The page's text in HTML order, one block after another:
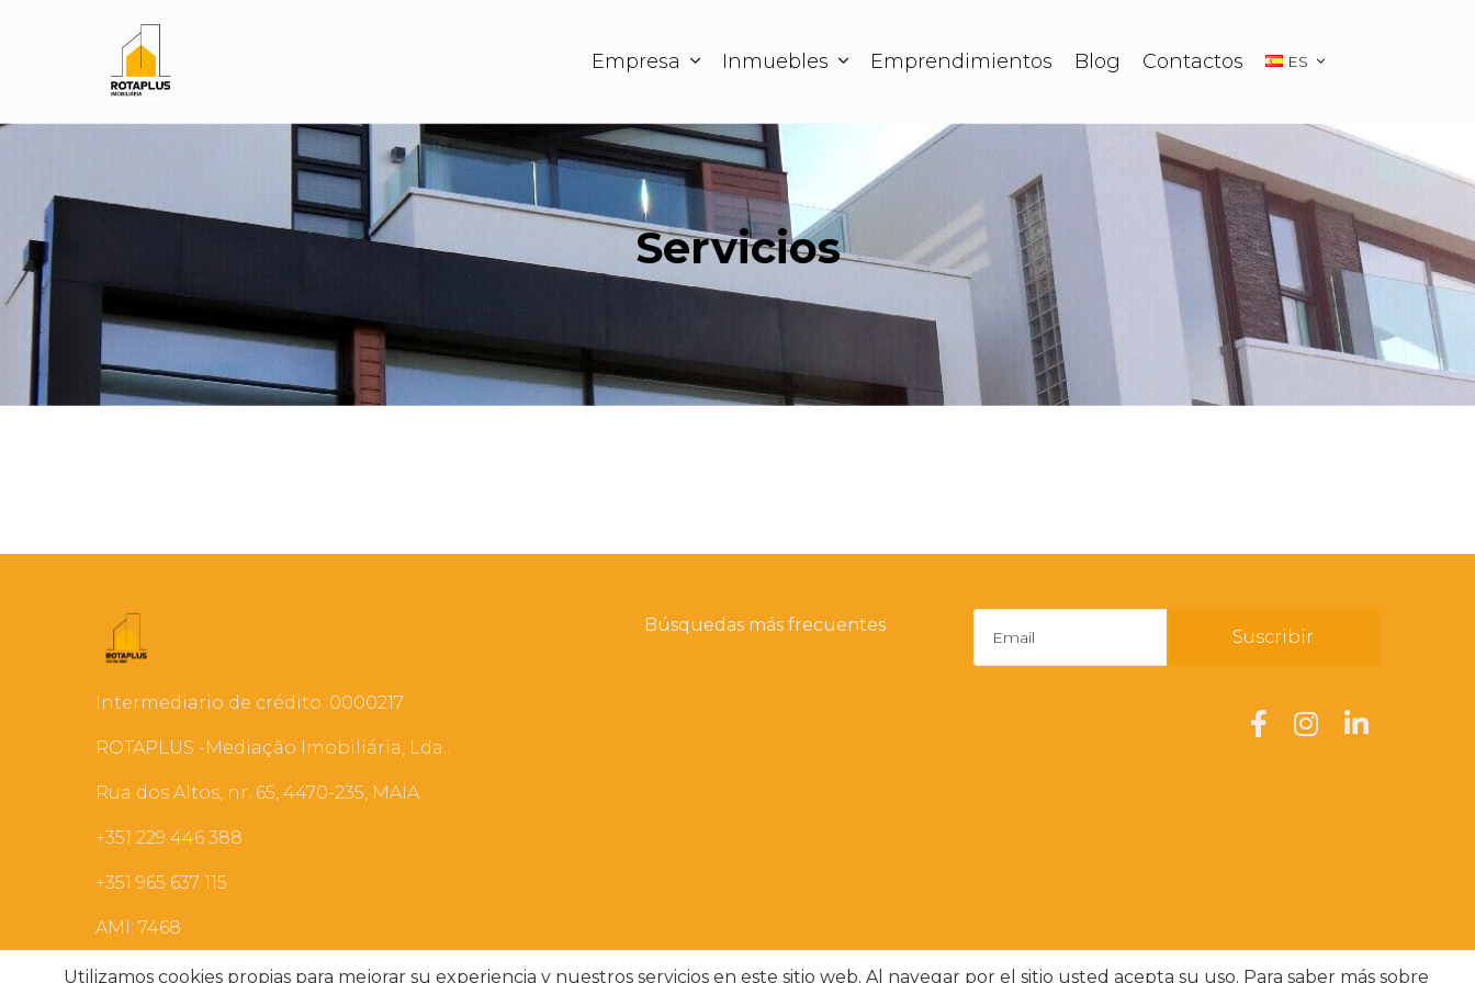
Empresa Inmuebles Emprendimientos Blog Contactos ES
Servicios
Intermediario de crédito: 0000217
ROTAPLUS -Mediação Imobiliária, Lda..
Rua dos Altos, nr. 65, 4470-235, MAIA
+351 229 446 388
+351 965 637 115
AMI: 7468
Búsquedas más frecuentes
Suscribir
Utilizamos cookies propias para mejorar su experiencia y nuestros servicios en este sitio web. Al navegar por el sitio usted acepta su uso. Para saber más sobre